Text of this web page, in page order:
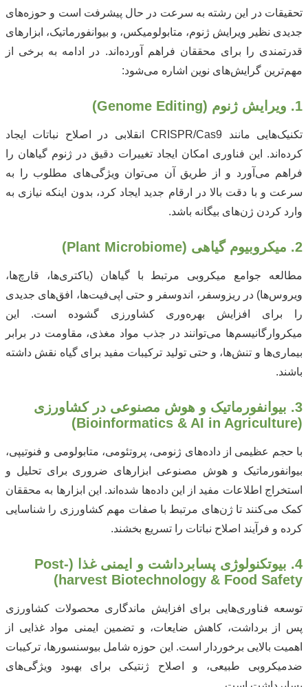
تحقیقات در این رشته به سرعت در حال پیشرفت است و حوزه‌های
جدیدی نظیر ویرایش ژنوم، متابولومیکس، و بیوانفورماتیک، ابزارهای
قدرتمندی را برای محققان فراهم آورده‌اند. در ادامه به برخی از
مهم‌ترین گرایش‌های نوین اشاره می‌شود:
1. ویرایش ژنوم (Genome Editing)
تکنیک‌هایی مانند CRISPR/Cas9 انقلابی در اصلاح نباتات ایجاد
کرده‌اند. این فناوری امکان ایجاد تغییرات دقیق در ژنوم گیاهان را
فراهم می‌آورد و از طریق آن می‌توان ویژگی‌های مطلوب را به
سرعت و با دقت بالا در ارقام جدید ایجاد کرد، بدون اینکه نیازی به
وارد کردن ژن‌های بیگانه باشد.
2. میکروبیوم گیاهی (Plant Microbiome)
مطالعه جوامع میکروبی مرتبط با گیاهان (باکتری‌ها، قارچ‌ها،
ویروس‌ها) در ریزوسفر، اندوسفر و حتی اپی‌فیت‌ها، افق‌های جدیدی
را برای افزایش بهره‌وری کشاورزی گشوده است. این
میکروارگانیسم‌ها می‌توانند در جذب مواد مغذی، مقاومت در برابر
بیماری‌ها و تنش‌ها، و حتی تولید ترکیبات مفید برای گیاه نقش داشته
باشند.
3. بیوانفورماتیک و هوش مصنوعی در کشاورزی
(Bioinformatics & AI in Agriculture)
با حجم عظیمی از داده‌های ژنومی، پروتئومی، متابولومی و فنوتیپی،
بیوانفورماتیک و هوش مصنوعی ابزارهای ضروری برای تحلیل و
استخراج اطلاعات مفید از این داده‌ها شده‌اند. این ابزارها به محققان
کمک می‌کنند تا ژن‌های مرتبط با صفات مهم کشاورزی را شناسایی
کرده و فرآیند اصلاح نباتات را تسریع بخشند.
4. بیوتکنولوژی پسا‌برداشت و ایمنی غذا (Post-
harvest Biotechnology & Food Safety)
توسعه فناوری‌هایی برای افزایش ماندگاری محصولات کشاورزی
پس از برداشت، کاهش ضایعات، و تضمین ایمنی مواد غذایی از
اهمیت بالایی برخوردار است. این حوزه شامل بیوسنسورها، ترکیبات
ضدمیکروبی طبیعی، و اصلاح ژنتیکی برای بهبود ویژگی‌های